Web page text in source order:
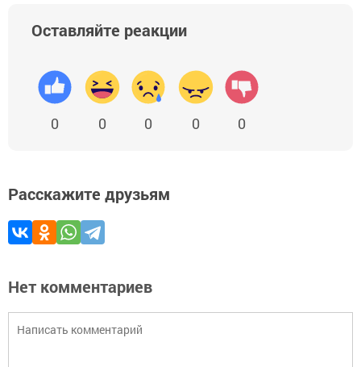
Оставляйте реакции
0 0 0 0 0
Расскажите друзьям
Нет комментариев